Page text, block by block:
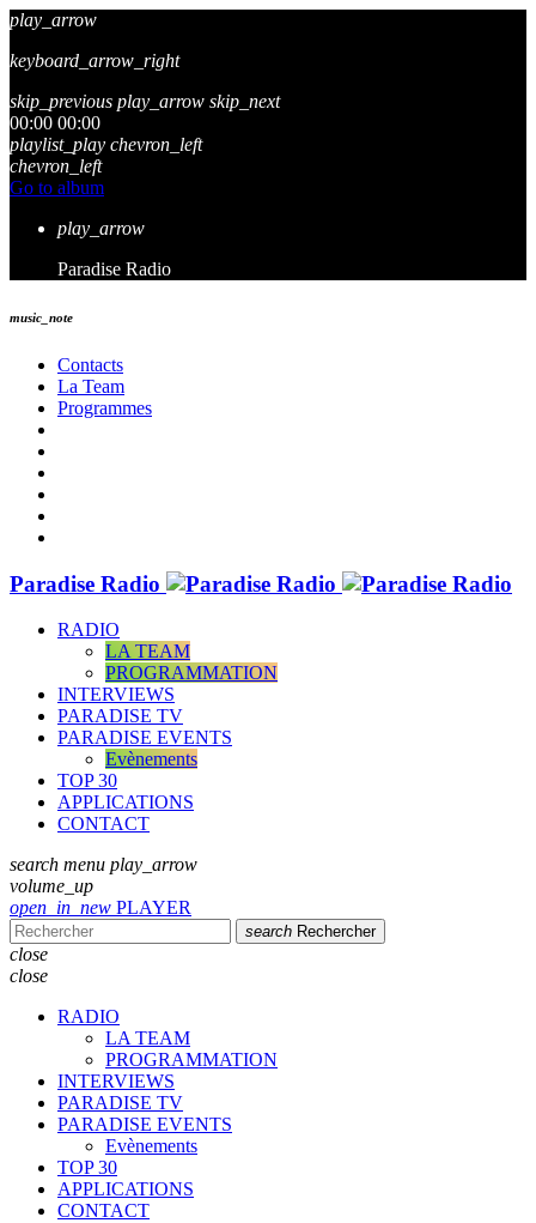
play_arrow
keyboard_arrow_right
skip_previous play_arrow skip_next
00:00 00:00
playlist_play chevron_left
chevron_left
Go to album
play_arrow
Paradise Radio
music_note
Contacts
La Team
Programmes
Paradise Radio
RADIO
LA TEAM
PROGRAMMATION
INTERVIEWS
PARADISE TV
PARADISE EVENTS
Evènements
TOP 30
APPLICATIONS
CONTACT
search menu play_arrow
volume_up
open_in_new PLAYER
search Rechercher
close
close
RADIO
LA TEAM
PROGRAMMATION
INTERVIEWS
PARADISE TV
PARADISE EVENTS
Evènements
TOP 30
APPLICATIONS
CONTACT